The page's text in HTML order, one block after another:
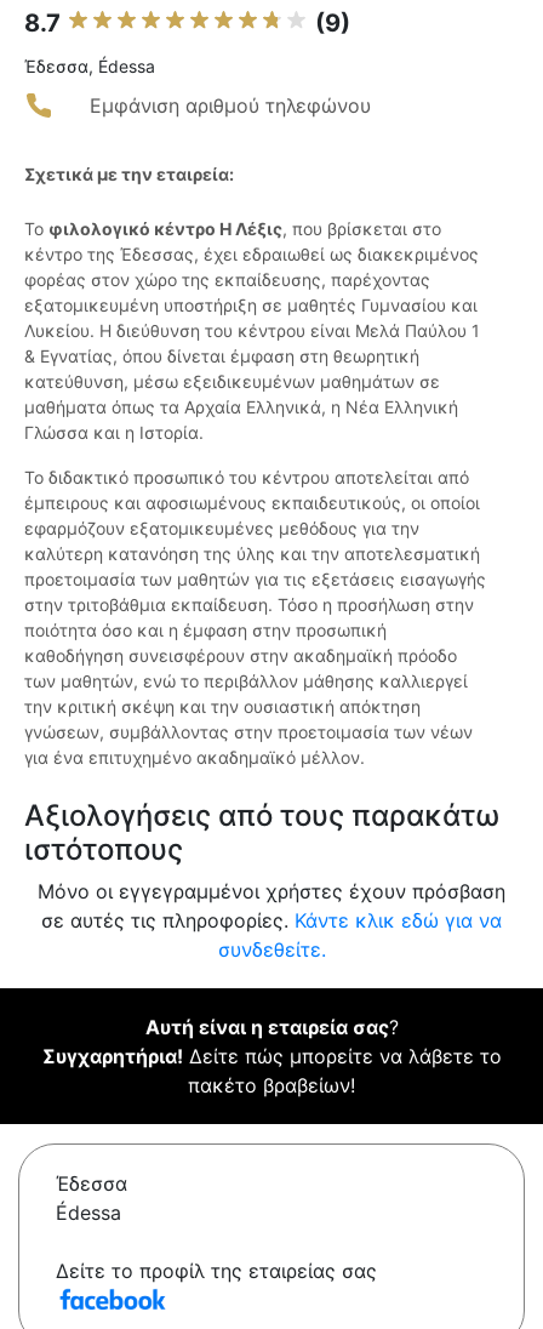
8.7 (9)
Έδεσσα, Édessa
Εμφάνιση αριθμού τηλεφώνου
Σχετικά με την εταιρεία:
Το φιλολογικό κέντρο Η Λέξις, που βρίσκεται στο
κέντρο της Έδεσσας, έχει εδραιωθεί ως διακεκριμένος
φορέας στον χώρο της εκπαίδευσης, παρέχοντας
εξατομικευμένη υποστήριξη σε μαθητές Γυμνασίου και
Λυκείου. Η διεύθυνση του κέντρου είναι Μελά Παύλου 1
& Εγνατίας, όπου δίνεται έμφαση στη θεωρητική
κατεύθυνση, μέσω εξειδικευμένων μαθημάτων σε
μαθήματα όπως τα Αρχαία Ελληνικά, η Νέα Ελληνική
Γλώσσα και η Ιστορία.
Το διδακτικό προσωπικό του κέντρου αποτελείται από
έμπειρους και αφοσιωμένους εκπαιδευτικούς, οι οποίοι
εφαρμόζουν εξατομικευμένες μεθόδους για την
καλύτερη κατανόηση της ύλης και την αποτελεσματική
προετοιμασία των μαθητών για τις εξετάσεις εισαγωγής
στην τριτοβάθμια εκπαίδευση. Τόσο η προσήλωση στην
ποιότητα όσο και η έμφαση στην προσωπική
καθοδήγηση συνεισφέρουν στην ακαδημαϊκή πρόοδο
των μαθητών, ενώ το περιβάλλον μάθησης καλλιεργεί
την κριτική σκέψη και την ουσιαστική απόκτηση
γνώσεων, συμβάλλοντας στην προετοιμασία των νέων
για ένα επιτυχημένο ακαδημαϊκό μέλλον.
Αξιολογήσεις από τους παρακάτω
ιστότοπους
Μόνο οι εγγεγραμμένοι χρήστες έχουν πρόσβαση
σε αυτές τις πληροφορίες. Κάντε κλικ εδώ για να
συνδεθείτε.
Αυτή είναι η εταιρεία σας?
Συγχαρητήρια! Δείτε πώς μπορείτε να λάβετε το
πακέτο βραβείων!
Έδεσσα
Édessa
Δείτε το προφίλ της εταιρείας σας